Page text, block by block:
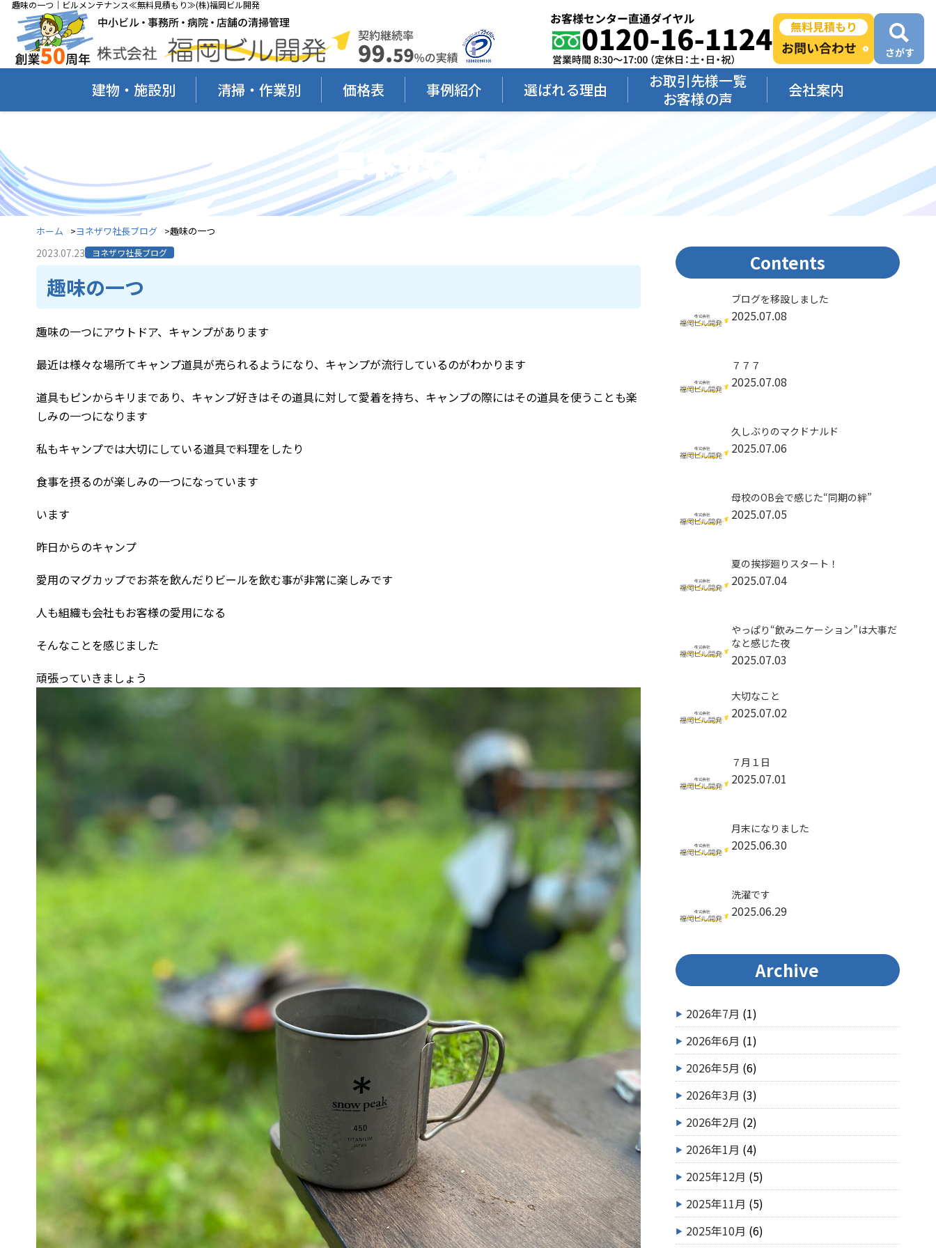
趣味の一つ｜ビルメンテナンス≪無料見積もり≫(株)福岡ビル開発
建物・施設別 清掃・作業別 価格表 事例紹介 選ばれる理由
お取引先様一覧
お客様の声
会社案内
ヨネザワ社長ブログ
ホーム ヨネザワ社長ブログ 趣味の一つ
2023.07.23 ヨネザワ社長ブログ
趣味の一つ
趣味の一つにアウトドア、キャンプがあります
最近は様々な場所てキャンプ道具が売られるようになり、キャンプが流行しているのがわかります
道具もピンからキリまであり、キャンプ好きはその道具に対して愛着を持ち、キャンプの際にはその道具を使うことも楽
しみの一つになります
私もキャンプでは大切にしている道具で料理をしたり
食事を摂るのが楽しみの一つになっています
います
昨日からのキャンプ
愛用のマグカップでお茶を飲んだりビールを飲む事が非常に楽しみです
人も組織も会社もお客様の愛用になる
そんなことを感じました
頑張っていきましょう
Contents
ブログを移設しました
2025.07.08
７７７
2025.07.08
久しぶりのマクドナルド
2025.07.06
母校のOB会で感じた“同期の絆”
2025.07.05
夏の挨拶廻りスタート！
2025.07.04
やっぱり“飲みニケーション”は大事だ
なと感じた夜
2025.07.03
大切なこと
2025.07.02
７月１日
2025.07.01
月末になりました
2025.06.30
洗濯です
2025.06.29
Archive
2026年7月 (1)
2026年6月 (1)
2026年5月 (6)
2026年3月 (3)
2026年2月 (2)
2026年1月 (4)
2025年12月 (5)
2025年11月 (5)
2025年10月 (6)